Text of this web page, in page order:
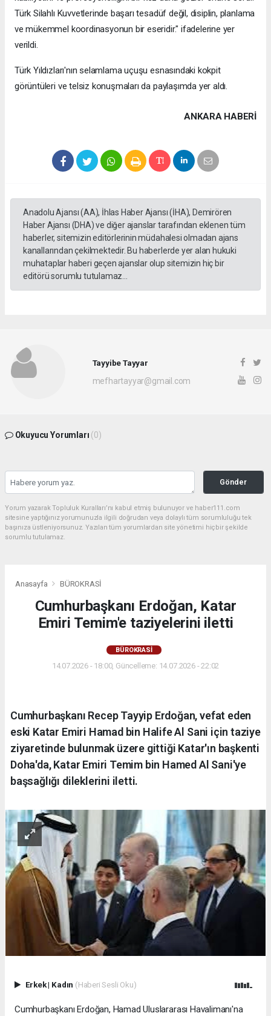
Türk Silahlı Kuvvetlerinde başarı tesadüf değil, disiplin, planlama
ve mükemmel koordinasyonun bir eseridir." ifadelerine yer
verildi.
Türk Yıldızları'nın selamlama uçuşu esnasındaki kokpit
görüntüleri ve telsiz konuşmaları da paylaşımda yer aldı.
ANKARA HABERİ
Anadolu Ajansı (AA), İhlas Haber Ajansı (İHA), Demirören
Haber Ajansı (DHA) ve diğer ajanslar tarafından eklenen tüm
haberler, sitemizin editörlerinin müdahalesi olmadan ajans
kanallarından çekilmektedir. Bu haberlerde yer alan hukuki
muhataplar haberi geçen ajanslar olup sitemizin hiç bir
editörü sorumlu tutulamaz...
Tayyibe Tayyar
mefhartayyar@gmail.com
Okuyucu Yorumları (0)
Gönder
Yorum yazarak Topluluk Kuralları’nı kabul etmiş bulunuyor ve haber111.com
sitesine yaptığınız yorumunuzla ilgili doğrudan veya dolaylı tüm sorumluluğu tek
başınıza üstleniyorsunuz. Yazılan tüm yorumlardan site yönetimi hiçbir şekilde
sorumlu tutulamaz.
Anasayfa BÜROKRASİ
Cumhurbaşkanı Erdoğan, Katar
Emiri Temim'e taziyelerini iletti
BÜROKRASİ
14.07.2026 - 18:00, Güncelleme: 14.07.2026 - 22:02
Cumhurbaşkanı Recep Tayyip Erdoğan, vefat eden
eski Katar Emiri Hamad bin Halife Al Sani için taziye
ziyaretinde bulunmak üzere gittiği Katar'ın başkenti
Doha'da, Katar Emiri Temim bin Hamed Al Sani'ye
başsağlığı dileklerini iletti.
Erkek| Kadın (Haberi Sesli Oku)
Cumhurbaşkanı Erdoğan, Hamad Uluslararası Havalimanı'na